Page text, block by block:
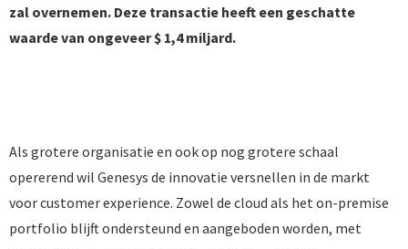
zal overnemen. Deze transactie heeft een geschatte
waarde van ongeveer $ 1,4 miljard.
Als grotere organisatie en ook op nog grotere schaal
opererend wil Genesys de innovatie versnellen in de markt
voor customer experience. Zowel de cloud als het on-premise
portfolio blijft ondersteund en aangeboden worden, met